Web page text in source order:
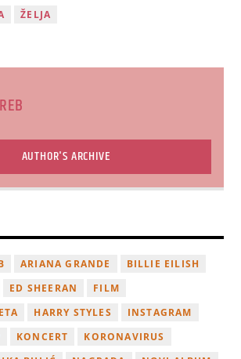
ŽELJA
AUTHOR'S ARCHIVE
ARIANA GRANDE
BILLIE EILISH
ED SHEERAN
FILM
HARRY STYLES
INSTAGRAM
KONCERT
KORONAVIRUS